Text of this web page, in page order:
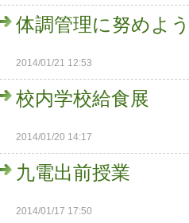
体調管理に努めよう
2014/01/21 12:53
校内学校給食展
2014/01/20 14:17
九電出前授業
2014/01/17 17:50